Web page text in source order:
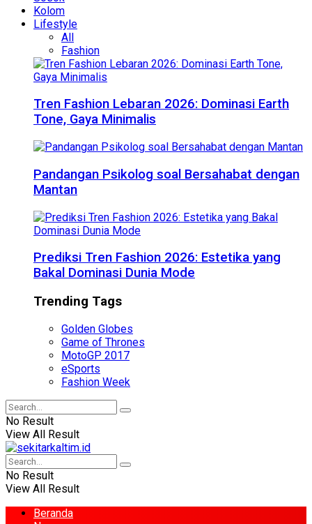
Kolom
Lifestyle
All
Fashion
Tren Fashion Lebaran 2026: Dominasi Earth
Tone, Gaya Minimalis
Pandangan Psikolog soal Bersahabat dengan
Mantan
Prediksi Tren Fashion 2026: Estetika yang
Bakal Dominasi Dunia Mode
Trending Tags
Golden Globes
Game of Thrones
MotoGP 2017
eSports
Fashion Week
No Result
View All Result
No Result
View All Result
Beranda